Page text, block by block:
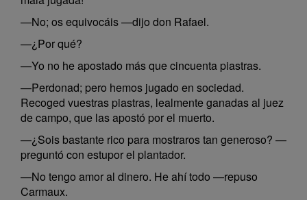
—No; os equivocáis —dijo don Rafael.
—¿Por qué?
—Yo no he apostado más que cincuenta piastras.
—Perdonad; pero hemos jugado en sociedad.
Recoged vuestras piastras, lealmente ganadas al juez
de campo, que las apostó por el muerto.
—¿Sois bastante rico para mostraros tan generoso? —
preguntó con estupor el plantador.
—No tengo amor al dinero. He ahí todo —repuso
Carmaux.